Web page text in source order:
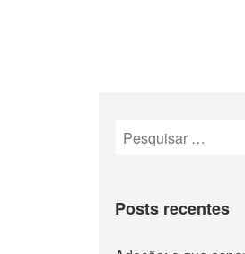
Pesquisar
por:
Posts recentes